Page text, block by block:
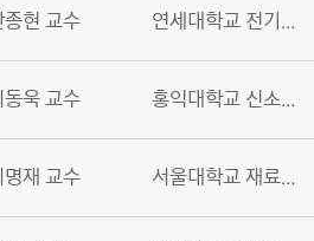
종현 교수 연세대학교 전기전자공학부
동욱 교수 홍익대학교 신소재공학과
명재 교수 서울대학교 재료공학부